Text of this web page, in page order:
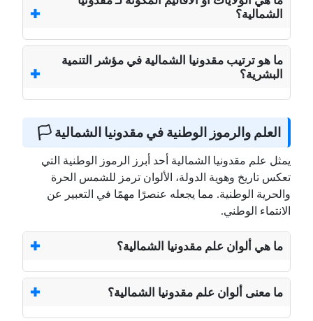
الشمالية؟
ما هو ترتيب مقدونيا الشمالية في مؤشر التنمية
البشرية؟
العلم والرموز الوطنية في مقدونيا الشمالية 🏳️
يمثل علم مقدونيا الشمالية أحد أبرز الرموز الوطنية التي
تعكس تاريخ وهوية الدولة، الألوان ترمز للشمس الحرة
والحرية الوطنية. مما يجعله عنصرًا مهمًا في التعبير عن
الانتماء الوطني.
ما هي ألوان علم مقدونيا الشمالية؟
ما معنى ألوان علم مقدونيا الشمالية؟